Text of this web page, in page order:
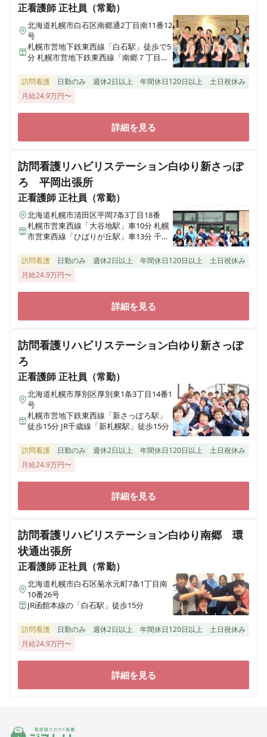
正看護師正社員（常勤）
北海道札幌市白石区南郷通2丁目南11番12
号
札幌市営地下鉄東西線「白石駅」徒歩で5
分 札幌市営地下鉄東西線「南郷７丁目
「美園駅」徒歩で25分
訪問看護 日勤のみ 週休2日以上 年間休日120日以上
土日祝休み
月給24.9万円〜
詳細を見る
訪問看護リハビリステーション白ゆり新さっぽ
ろ 平岡出張所
正看護師正社員（常勤）
北海道札幌市清田区平岡7条3丁目18番
札幌市営東西線「大谷地駅」車10分 札幌
市営東西線「ひばりが丘駅」車13分 千歳
訪問看護 日勤のみ 週休2日以上 年間休日120日以上
土日祝休み
月給24.9万円〜
詳細を見る
訪問看護リハビリステーション白ゆり新さっぽ
ろ
正看護師正社員（常勤）
北海道札幌市厚別区厚別東1条3丁目14番1
号
札幌市営地下鉄東西線「新さっぽろ駅」
徒歩15分 JR千歳線「新札幌駅」徒歩15分
訪問看護 日勤のみ 週休2日以上 年間休日120日以上
土日祝休み
月給24.9万円〜
詳細を見る
訪問看護リハビリステーション白ゆり南郷 環
状通出張所
正看護師正社員（常勤）
北海道札幌市白石区菊水元町7条1丁目南
10番26号
JR函館本線の「白石駅」徒歩15分
訪問看護 日勤のみ 週休2日以上 年間休日120日以上
土日祝休み
月給24.9万円〜
詳細を見る
ジストリー 看護師の転職マッチング